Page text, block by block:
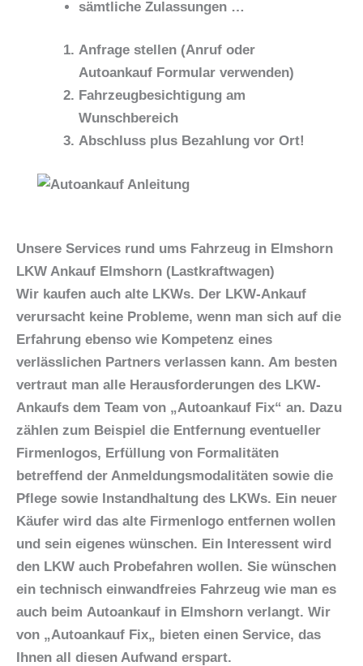
sämtliche Zulassungen …
Anfrage stellen(Anruf oder
Autoankauf Formular verwenden)
Fahrzeugbesichtigungam
Wunschbereich
Abschluss plus Bezahlung vor Ort!
Unsere Services rund ums Fahrzeug in Elmshorn
LKW Ankauf Elmshorn (Lastkraftwagen)
Wir kaufen auch alte LKWs. Der LKW-Ankauf
verursacht keine Probleme, wenn man sich auf die
Erfahrung ebenso wie Kompetenz eines
verlässlichen Partners verlassen kann. Am besten
vertraut man alle Herausforderungen des LKW-
Ankaufs dem Team von „Autoankauf Fix“ an. Dazu
zählen zum Beispiel die Entfernung eventueller
Firmenlogos, Erfüllung von Formalitäten
betreffend der Anmeldungsmodalitäten sowie die
Pflege sowie Instandhaltung des LKWs. Ein neuer
Käufer wird das alte Firmenlogo entfernen wollen
und sein eigenes wünschen. Ein Interessent wird
den LKW auch Probefahren wollen. Sie wünschen
ein technisch einwandfreies Fahrzeug wie man es
auch beim Autoankauf in Elmshorn verlangt. Wir
von „Autoankauf Fix„ bieten einen Service, das
Ihnen all diesen Aufwand erspart.